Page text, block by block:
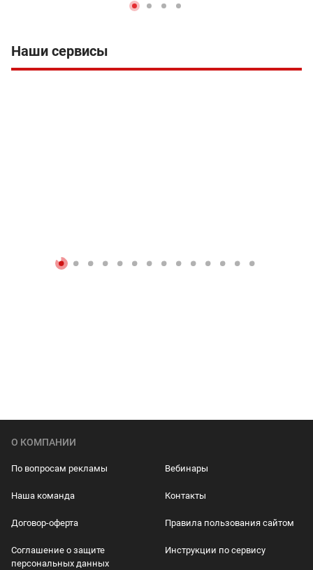
Наши сервисы
О КОМПАНИИ
По вопросам рекламы Вебинары
Наша команда Контакты
Договор-оферта Правила пользования сайтом
Соглашение о защите
персональных данных
Инструкции по сервису